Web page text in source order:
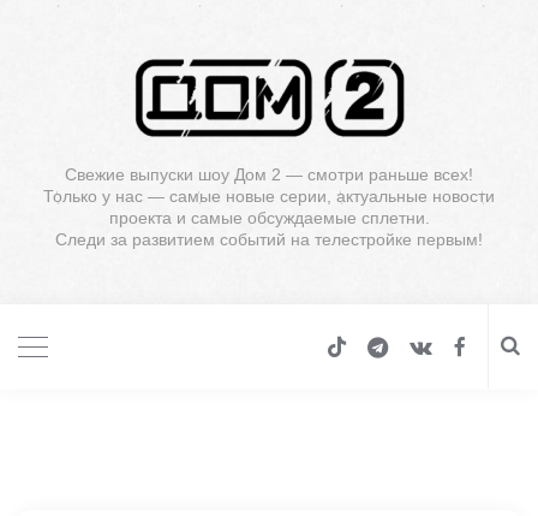
Свежие выпуски шоу Дом 2 — смотри раньше всех!
Только у нас — самые новые серии, актуальные новости
проекта и самые обсуждаемые сплетни.
Следи за развитием событий на телестройке первым!